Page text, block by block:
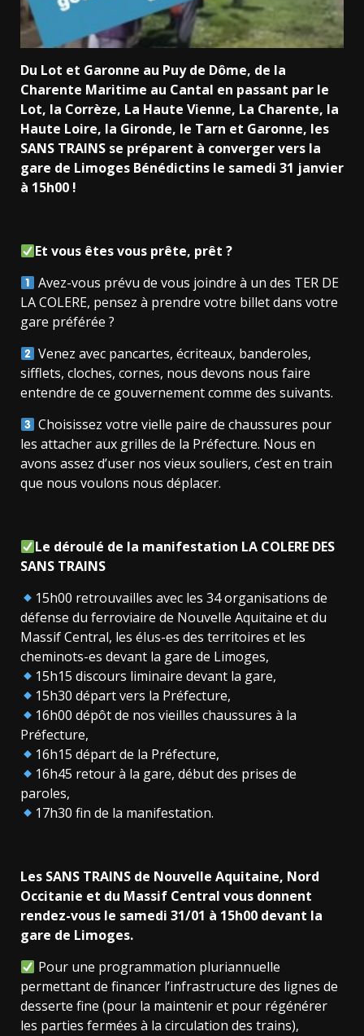
Du Lot et Garonne au Puy de Dôme, de la
Charente Maritime au Cantal en passant par le
Lot, la Corrèze, La Haute Vienne, La Charente, la
Haute Loire, la Gironde, le Tarn et Garonne, les
SANS TRAINS se préparent à converger vers la
gare de Limoges Bénédictins le samedi 31 janvier
à 15h00 !
Et vous êtes vous prête, prêt ?
Avez-vous prévu de vous joindre à un des TER DE
LA COLERE, pensez à prendre votre billet dans votre
gare préférée ?
Venez avec pancartes, écriteaux, banderoles,
sifflets, cloches, cornes, nous devons nous faire
entendre de ce gouvernement comme des suivants.
Choisissez votre vielle paire de chaussures pour
les attacher aux grilles de la Préfecture. Nous en
avons assez d’user nos vieux souliers, c’est en train
que nous voulons nous déplacer.
Le déroulé de la manifestation LA COLERE DES
SANS TRAINS
15h00 retrouvailles avec les 34 organisations de
défense du ferroviaire de Nouvelle Aquitaine et du
Massif Central, les élus-es des territoires et les
cheminots-es devant la gare de Limoges,
15h15 discours liminaire devant la gare,
15h30 départ vers la Préfecture,
16h00 dépôt de nos vieilles chaussures à la
Préfecture,
16h15 départ de la Préfecture,
16h45 retour à la gare, début des prises de
paroles,
17h30 fin de la manifestation.
Les SANS TRAINS de Nouvelle Aquitaine, Nord
Occitanie et du Massif Central vous donnent
rendez-vous le samedi 31/01 à 15h00 devant la
gare de Limoges.
Pour une programmation pluriannuelle
permettant de financer l’infrastructure des lignes de
desserte fine (pour la maintenir et pour régénérer
les parties fermées à la circulation des trains),